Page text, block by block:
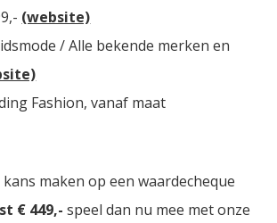
(website)
/ Alle bekende merken en
Fashion, vanaf maat
maken op een waardecheque
€ 449,- speel dan nu mee met onze